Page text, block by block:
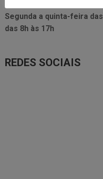
Segunda a quinta-feira das
das 8h às 17h
REDES SOCIAIS